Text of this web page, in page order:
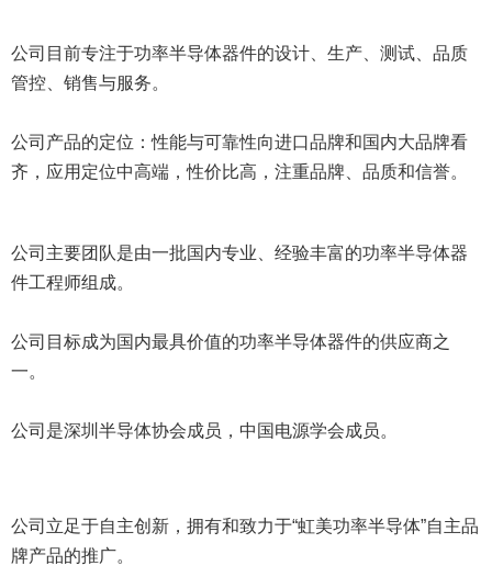
公司目前专注于功率半导体器件的设计、生产、测试、品质
管控、销售与服务。
公司产品的定位：性能与可靠性向进口品牌和国内大品牌看
齐，应用定位中高端，性价比高，注重品牌、品质和信誉。
公司主要团队是由一批国内专业、经验丰富的功率半导体器
件工程师组成。
公司目标成为国内最具价值的功率半导体器件的供应商之
一。
公司是深圳半导体协会成员，中国电源学会成员。
公司立足于自主创新，拥有和致力于“虹美功率半导体”自主品
牌产品的推广。